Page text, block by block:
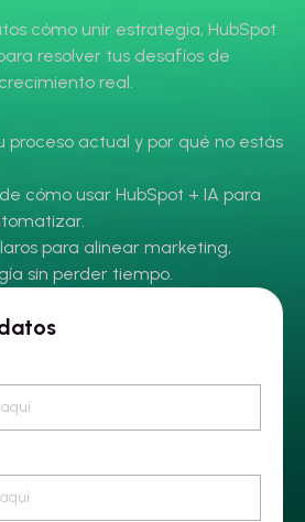
cómo unir estrategia, HubSpot
resolver tus desafíos de
real.
proceso actual y por qué no estás
cómo usar HubSpot + IA para
para alinear marketing,
sin perder tiempo.